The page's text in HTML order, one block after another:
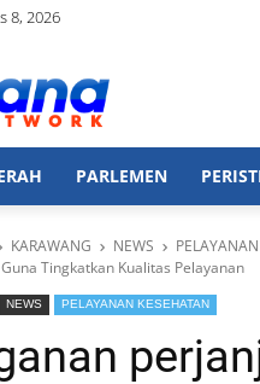
8, 2026
PARLEMEN
KARAWANG NEWS
Tingkatkan Kualitas Pelayanan
NEWS PELAYANAN KESEHATAN